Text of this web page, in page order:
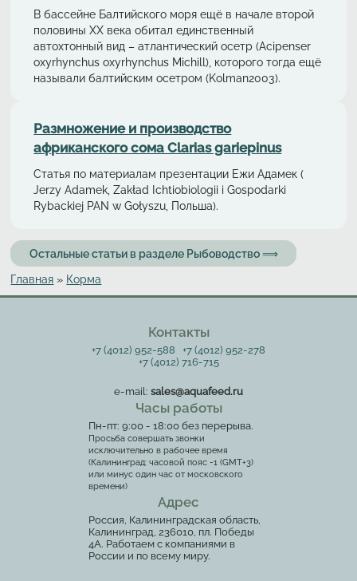
В бассейне Балтийского моря ещё в начале второй
половины ХХ века обитал единственный
автохтонный вид – aтлaнтичеcкий осетр (Acipenser
oxyrhynchus oxyrhynchus Michill), которого тогда ещё
называли балтийским осетром (Kolman2003).
Размножение и производство
африканского сома Clarias gariepinus
Статья по материалам презентации Ежи Адамек (
Jerzy Adamek, Zakład Ichtiobiologii i Gospodarki
Rybackiej PAN w Gołyszu, Польша).
Остальные статьи в разделе Рыбоводство ⟹
Вы здесь
Главная » Корма
Контакты
+7 (4012) 952-588
+7 (4012) 952-278
+7 (4012) 716-715
e-mail: sales@aquafeed.ru
Часы работы
Пн-пт: 9:00 - 18:00 без перерыва.
Просьба совершать звонки
исключительно в рабочее время
(Калининград: часовой пояс -1 (GMT+3)
или минус один час от московского
времени)
Адрес
Россия, Калининградская область,
Калининград, 236010, пл. Победы
4А. Работаем с компаниями в
России и по всему миру.